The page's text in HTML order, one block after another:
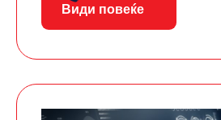
Види повеќе